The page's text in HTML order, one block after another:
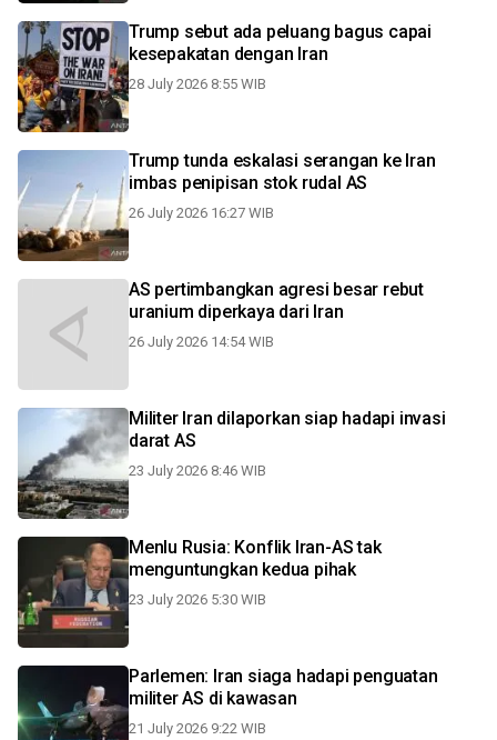
Trump sebut ada peluang bagus capai
kesepakatan dengan Iran
28 July 2026 8:55 WIB
Trump tunda eskalasi serangan ke Iran
imbas penipisan stok rudal AS
26 July 2026 16:27 WIB
AS pertimbangkan agresi besar rebut
uranium diperkaya dari Iran
26 July 2026 14:54 WIB
Militer Iran dilaporkan siap hadapi invasi
darat AS
23 July 2026 8:46 WIB
Menlu Rusia: Konflik Iran-AS tak
menguntungkan kedua pihak
23 July 2026 5:30 WIB
Parlemen: Iran siaga hadapi penguatan
militer AS di kawasan
21 July 2026 9:22 WIB